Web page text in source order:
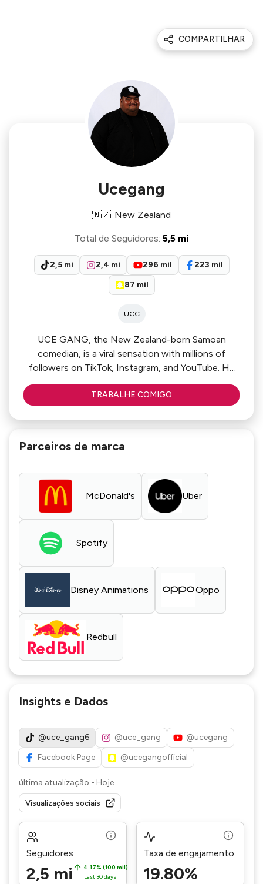
COMPARTILHAR
Ucegang
🇳🇿 New Zealand
Total de Seguidores: 5,5 mi
2,5 mi 2,4 mi 296 mil
223 mil
87 mil
UGC
UCE GANG, the New Zealand-born Samoan
comedian, is a viral sensation with millions of
followers on TikTok, Instagram, and YouTube. He
has worked with top brands like McDonald's, Uber,
and Spotify.
TRABALHE COMIGO
Parceiros de marca
McDonald's Uber
Spotify
Disney Animations Oppo
Redbull
Insights e Dados
@uce_gang6 @uce_gang
@ucegang
Facebook Page
@ucegangofficial
última atualização - Hoje
Visualizações sociais
Seguidores
2,5 mi
4.17% (100 mil)
Last 30 days
Taxa de engajamento
19.80%